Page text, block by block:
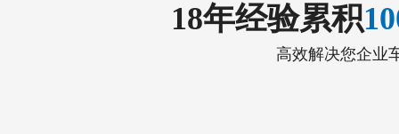
18年经验累积
高效解决您企业